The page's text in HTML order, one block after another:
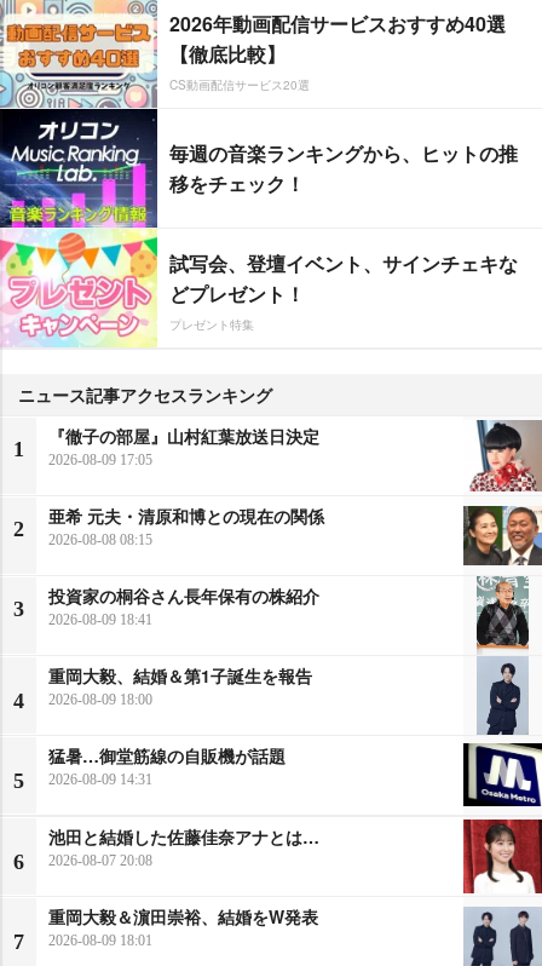
2026年動画配信サービスおすすめ40選
【徹底比較】
CS動画配信サービス20選
毎週の音楽ランキングから、ヒットの推
移をチェック！
試写会、登壇イベント、サインチェキな
どプレゼント！
プレゼント特集
ニュース記事アクセスランキング
1
『徹子の部屋』山村紅葉放送日決定
2026-08-09 17:05
2
亜希 元夫・清原和博との現在の関係
2026-08-08 08:15
3
投資家の桐谷さん長年保有の株紹介
2026-08-09 18:41
4
重岡大毅、結婚＆第1子誕生を報告
2026-08-09 18:00
5
猛暑…御堂筋線の自販機が話題
2026-08-09 14:31
6
池田と結婚した佐藤佳奈アナとは…
2026-08-07 20:08
7
重岡大毅＆濵田崇裕、結婚をW発表
2026-08-09 18:01